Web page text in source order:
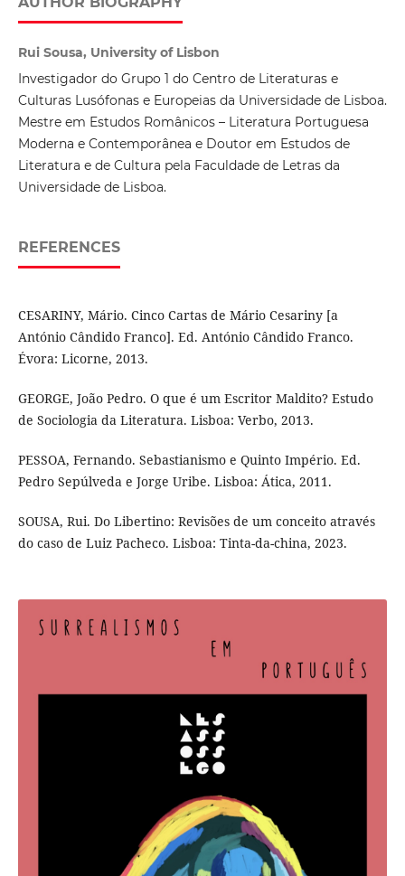
Rui Sousa, University of Lisbon
Investigador do Grupo 1 do Centro de Literaturas e
Culturas Lusófonas e Europeias da Universidade de Lisboa.
Mestre em Estudos Românicos – Literatura Portuguesa
Moderna e Contemporânea e Doutor em Estudos de
Literatura e de Cultura pela Faculdade de Letras da
Universidade de Lisboa.
REFERENCES
CESARINY, Mário. Cinco Cartas de Mário Cesariny [a
António Cândido Franco]. Ed. António Cândido Franco.
Évora: Licorne, 2013.
GEORGE, João Pedro. O que é um Escritor Maldito? Estudo
de Sociologia da Literatura. Lisboa: Verbo, 2013.
PESSOA, Fernando. Sebastianismo e Quinto Império. Ed.
Pedro Sepúlveda e Jorge Uribe. Lisboa: Ática, 2011.
SOUSA, Rui. Do Libertino: Revisões de um conceito através
do caso de Luiz Pacheco. Lisboa: Tinta-da-china, 2023.